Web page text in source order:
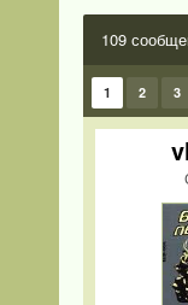
109
1 2 3